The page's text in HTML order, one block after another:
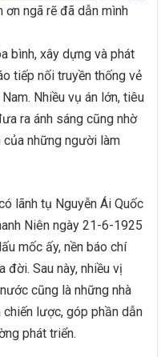
ngã rẽ đã dẫn mình
bình, xây dựng và phát
tiếp nối truyền thống vẻ
Nhiều vụ án lớn, tiêu
ra ánh sáng cũng nhờ
những người làm
lãnh tụ Nguyễn Ái Quốc
Niên ngày 21-6-1925
mốc ấy, nền báo chí
đời. Sau này, nhiều vị
cũng là những nhà
lược, góp phần dẫn
phát triển.